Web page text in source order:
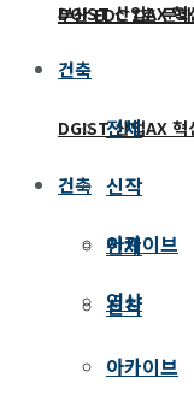
부산 EDC 1호 문
DGIST 산업AX 혁
건축
전체
신작
아카이브
DGIST 산업AX 혁
건축
전체
신작
아카이브
영상